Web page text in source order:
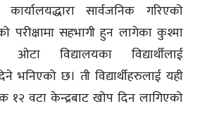
सार्वजनिक गरिएको
परीक्षामा सहभागी हुन लागेका कुश्मा
विद्यालयका विद्यार्थीलाई
भनिएको छ। ती विद्यार्थीहरुलाई यही
वटा केन्द्रबाट खोप दिन लागिएको